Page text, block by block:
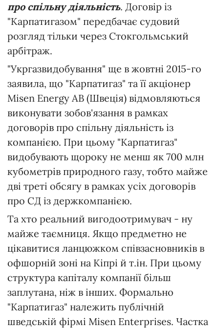
про спільну діяльність. Договір із
"Карпатигазом" передбачає судовий
розгляд тільки через Стокгольмський
арбітраж.
"Укргазвидобування" ще в жовтні 2015-го
заявила, що "Карпатигаз" та її акціонер
Misen Energy АВ (Швеція) відмовляються
виконувати зобов'язання в рамках
договорів про спільну діяльність із
компанією. При цьому "Карпатигаз"
видобувають щороку не менш як 700 млн
кубометрів природного газу, тобто майже
дві треті обсягу в рамках усіх договорів
про СД із держкомпанією.
Та хто реальний вигодоотримувач - ну
майже таємниця. Якщо предметно не
цікавитися ланцюжком співзасновників в
офшорній зоні на Кіпрі й т.ін. При цьому
структура капіталу компанії більш
заплутана, ніж в інших. Формально
"Карпатигаз" належить публічній
шведській фірмі Misen Enterprises. Частка